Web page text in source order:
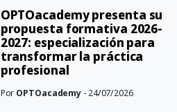
OPTOacademy presenta su
propuesta formativa 2026-
2027: especialización para
transformar la práctica
profesional
Por OPTOacademy - 24/07/2026